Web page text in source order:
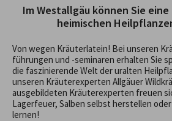
VERANSTALTUNGEN
Im Westallgäu können Sie
heimischen
Von wegen Kräuterlatein! Bei unseren
führungen und -seminaren erhalten Sie
die faszinierende Welt der uralten
unseren Kräuterexperten Allgäuer
ausgebildeten Kräuterexperten freuen
Lagerfeuer, Salben selbst herstellen
lernen!